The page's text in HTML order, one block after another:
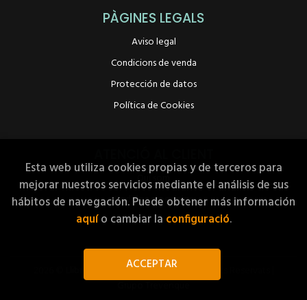
PÀGINES LEGALS
Aviso legal
Condicions de venda
Protección de datos
Política de Cookies
Qui som
Pedidos especiales
Llibreria A Peu de Pàgina. Tots els Drets Reservats |
Esta web utiliza cookies propias y de terceros para
mejorar nuestros servicios mediante el análisis de sus
hábitos de navegación. Puede obtener más información
aquío cambiar la configuració.
ACCEPTAR